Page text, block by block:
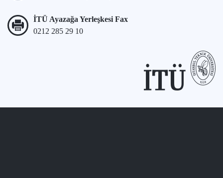
İTÜ Ayazağa Yerleşkesi Fax
0212 285 29 10